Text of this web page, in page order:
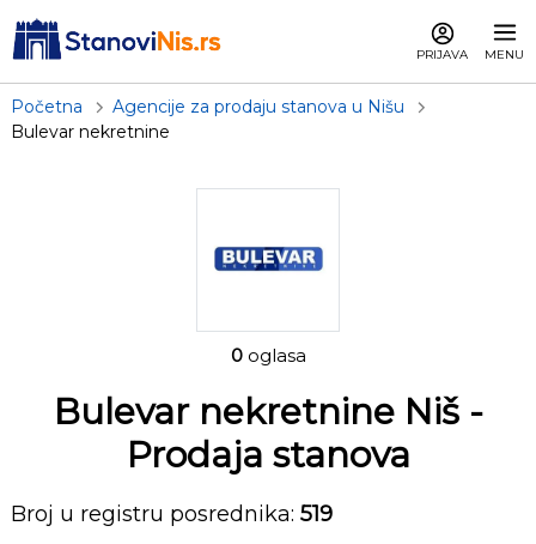
PRIJAVA MENU
Početna
Agencije za prodaju stanova u Nišu
Bulevar nekretnine
0oglasa
Bulevar nekretnine Niš-
Prodaja stanova
Broj u registru posrednika: 519